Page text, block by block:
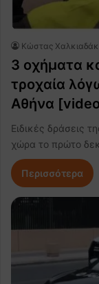
Κώστας
3 οχήματα
τροχαία
Αθήνα
Ειδικές δράσεις
χώρα το πρώτο
Περισσότερα